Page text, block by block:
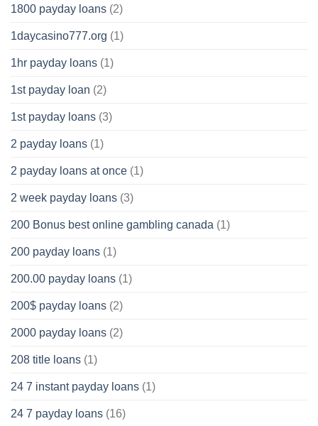
1800 payday loans (2)
1daycasino777.org (1)
1hr payday loans (1)
1st payday loan (2)
1st payday loans (3)
2 payday loans (1)
2 payday loans at once (1)
2 week payday loans (3)
200 Bonus best online gambling canada (1)
200 payday loans (1)
200.00 payday loans (1)
200$ payday loans (2)
2000 payday loans (2)
208 title loans (1)
24 7 instant payday loans (1)
24 7 payday loans (16)